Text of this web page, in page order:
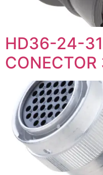
HD36-24-
CONECTOR